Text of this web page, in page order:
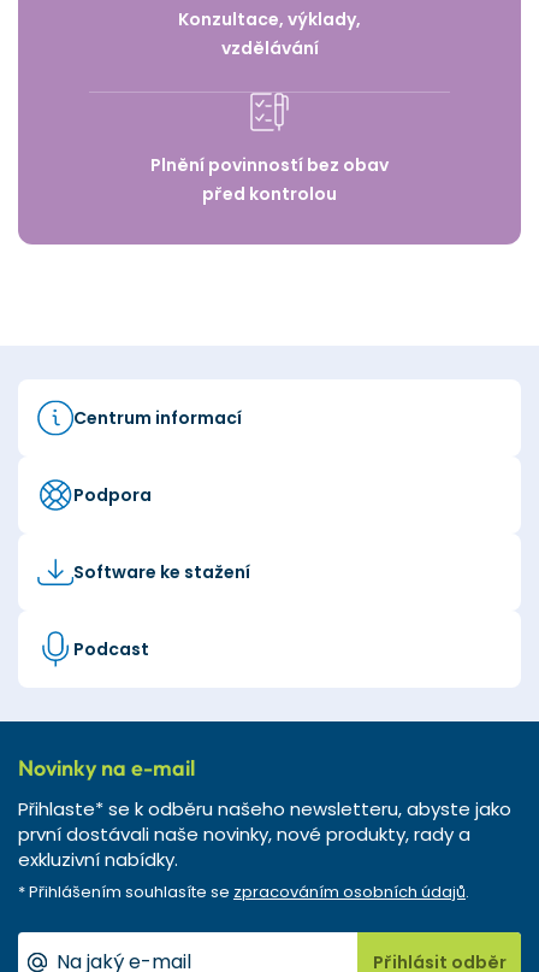
Konzultace, výklady,
vzdělávání
Plnění povinností bez obav
před kontrolou
Centrum informací
Podpora
Software ke stažení
Podcast
Novinky na e-mail
Přihlaste* se k odběru našeho newsletteru, abyste jako
první dostávali naše novinky, nové produkty, rady a
exkluzivní nabídky.
* Přihlášením souhlasíte se zpracováním osobních údajů.
Přihlásit odběr